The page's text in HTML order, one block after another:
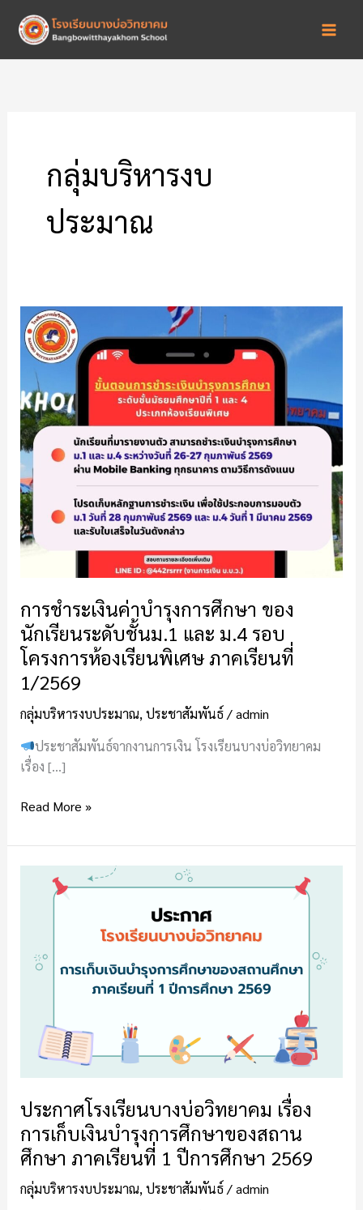
content
กลุ่มบริหารงบ
ประมาณ
การชำระเงินค่าบำรุงการศึกษา ของ
นักเรียนระดับชั้นม.1 และ ม.4 รอบ
โครงการห้องเรียนพิเศษ ภาคเรียนที่
1/2569
กลุ่มบริหารงบประมาณ, ประชาสัมพันธ์/admin
ประชาสัมพันธ์จากงานการเงิน โรงเรียนบางบ่อวิทยาคม
เรื่อง […]
การ
ชำระ
เงิน
บำรุง
การ
ศึกษา
ของ
นักเรียน
ระ
ดับ
ชั้น
รอบ
โครงการ
ห้องเรียน
พิเศษ
เรียน
ที่
1/2569
Read More »
ประกาศโรงเรียนบางบ่อวิทยาคม เรื่อง
การเก็บเงินบำรุงการศึกษาของสถาน
ศึกษา ภาคเรียนที่ 1 ปีการศึกษา 2569
กลุ่มบริหารงบประมาณ,ประชาสัมพันธ์/admin
ประกาศ
โรงเรียน
เรื่อง
การ
บำรุง
การ
ศึกษา
ของ
สถาน
ศึกษา
ภาค
เรียน
ที่